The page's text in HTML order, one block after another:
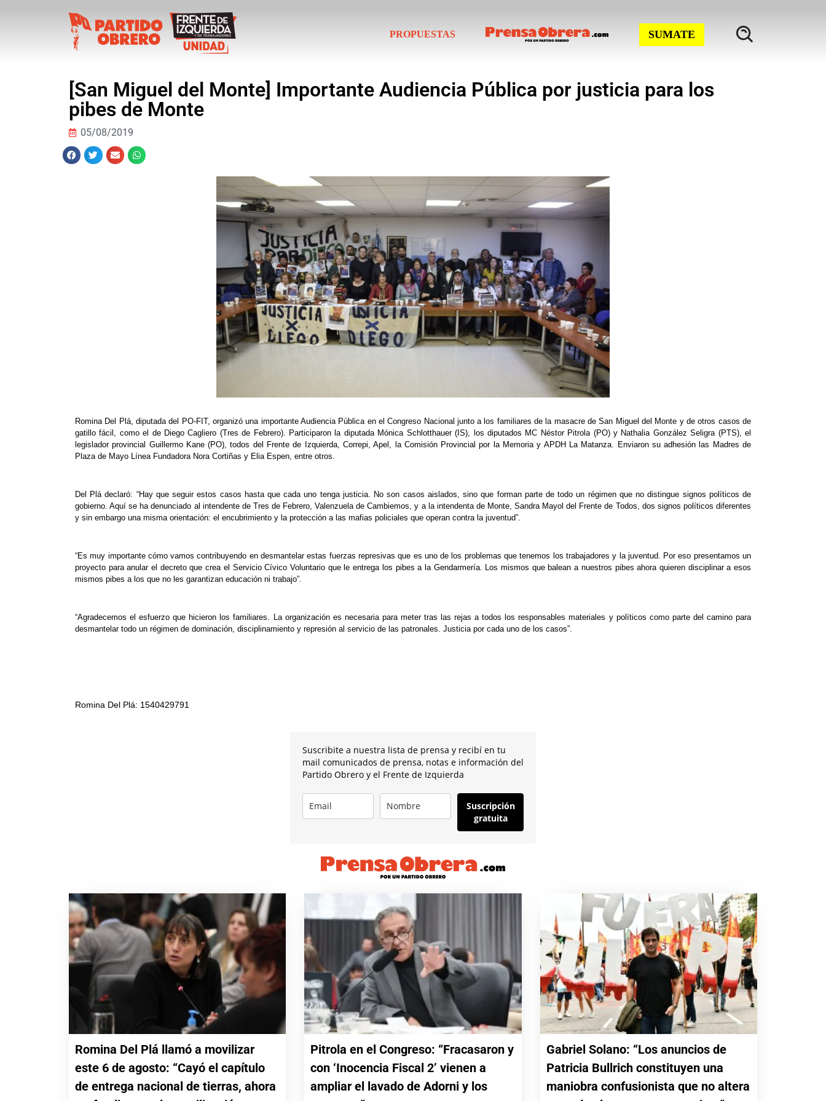
PROPUESTAS SUMATE
[San Miguel del Monte] Importante Audiencia Pública por justicia para los
pibes de Monte
05/08/2019
Romina Del Plá, diputada del PO-FIT, organizó una importante Audiencia Pública en el Congreso Nacional junto a los familiares de la masacre de San Miguel del Monte y de otros casos de
gatillo fácil, como el de Diego Cagliero (Tres de Febrero). Participaron la diputada Mónica Schlotthauer (IS), los diputados MC Néstor Pitrola (PO) y Nathalia González Seligra (PTS), el
legislador provincial Guillermo Kane (PO), todos del Frente de Izquierda, Correpi, Apel, la Comisión Provincial por la Memoria y APDH La Matanza. Enviaron su adhesión las Madres de
Plaza de Mayo Línea Fundadora Nora Cortiñas y Elia Espen, entre otros.
Del Plá declaró: “Hay que seguir estos casos hasta que cada uno tenga justicia. No son casos aislados, sino que forman parte de todo un régimen que no distingue signos políticos de
gobierno. Aquí se ha denunciado al intendente de Tres de Febrero, Valenzuela de Cambiemos, y a la intendenta de Monte, Sandra Mayol del Frente de Todos, dos signos políticos diferentes
y sin embargo una misma orientación: el encubrimiento y la protección a las mafias policiales que operan contra la juventud”.
“Es muy importante cómo vamos contribuyendo en desmantelar estas fuerzas represivas que es uno de los problemas que tenemos los trabajadores y la juventud. Por eso presentamos un
proyecto para anular el decreto que crea el Servicio Cívico Voluntario que le entrega los pibes a la Gendarmería. Los mismos que balean a nuestros pibes ahora quieren disciplinar a esos
mismos pibes a los que no les garantizan educación ni trabajo”.
“Agradecemos el esfuerzo que hicieron los familiares. La organización es necesaria para meter tras las rejas a todos los responsables materiales y políticos como parte del camino para
desmantelar todo un régimen de dominación, disciplinamiento y represión al servicio de las patronales. Justicia por cada uno de los casos”.
Romina Del Plá: 1540429791
Suscribite a nuestra lista de prensa y recibí en tu
mail comunicados de prensa, notas e información del
Partido Obrero y el Frente de Izquierda
Suscripción
gratuita
Romina Del Plá llamó a movilizar
este 6 de agosto: “Cayó el capítulo
de entrega nacional de tierras, ahora
Pitrola en el Congreso: “Fracasaron y
con ‘Inocencia Fiscal 2’ vienen a
ampliar el lavado de Adorni y los
Gabriel Solano: “Los anuncios de
Patricia Bullrich constituyen una
maniobra confusionista que no altera